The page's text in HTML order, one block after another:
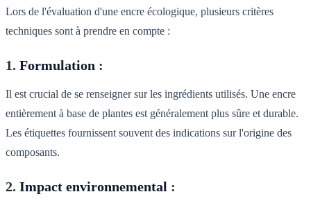
Lors de l'évaluation d'une encre écologique, plusieurs critères
techniques sont à prendre en compte :
1. Formulation :
Il est crucial de se renseigner sur les ingrédients utilisés. Une encre
entièrement à base de plantes est généralement plus sûre et durable.
Les étiquettes fournissent souvent des indications sur l'origine des
composants.
2. Impact environnemental :